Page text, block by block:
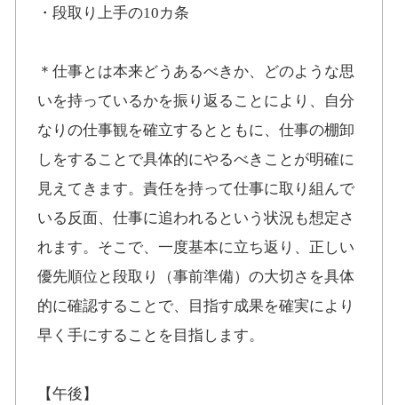
・段取り上手の10カ条
＊仕事とは本来どうあるべきか、どのような思
いを持っているかを振り返ることにより、自分
なりの仕事観を確立するとともに、仕事の棚卸
しをすることで具体的にやるべきことが明確に
見えてきます。責任を持って仕事に取り組んで
いる反面、仕事に追われるという状況も想定さ
れます。そこで、一度基本に立ち返り、正しい
優先順位と段取り（事前準備）の大切さを具体
的に確認することで、目指す成果を確実により
早く手にすることを目指します。
【午後】